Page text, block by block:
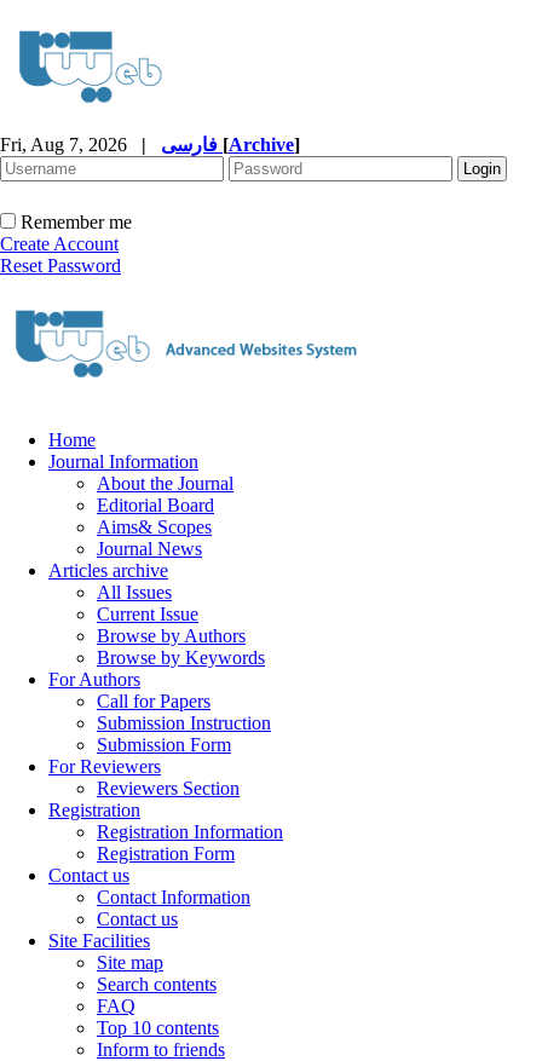
Fri, Aug 7, 2026 | [Archive]
Remember me
Create Account
Reset Password
Home
Journal Information
About the Journal
Editorial Board
Aims& Scopes
Journal News
Articles archive
All Issues
Current Issue
Browse by Authors
Browse by Keywords
For Authors
Call for Papers
Submission Instruction
Submission Form
For Reviewers
Reviewers Section
Registration
Registration Information
Registration Form
Contact us
Contact Information
Contact us
Site Facilities
Site map
Search contents
FAQ
Top 10 contents
Inform to friends